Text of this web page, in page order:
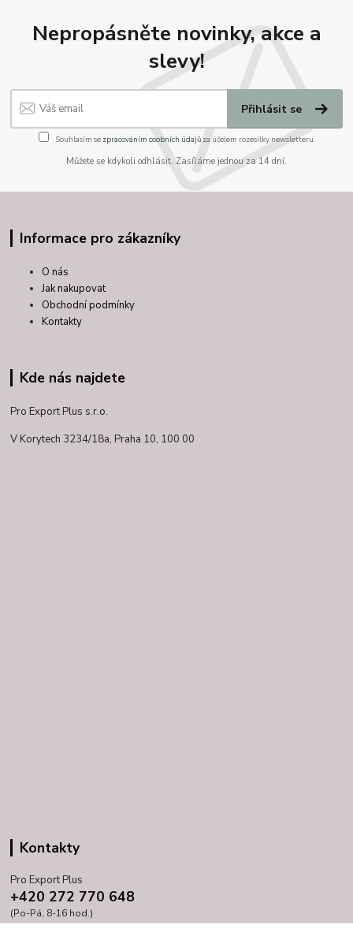
Nepropásněte novinky, akce a
slevy!
Přihlásit se
Souhlasím se zpracováním osobních údajůza účelem rozesílky newsletteru.
Můžete se kdykoli odhlásit. Zasíláme jednou za 14 dní.
Informace pro zákazníky
O nás
Jak nakupovat
Obchodní podmínky
Kontakty
Kde nás najdete
Pro Export Plus s.r.o.
V Korytech 3234/18a, Praha 10, 100 00
Kontakty
Pro Export Plus
+420 272 770 648
(Po-Pá, 8-16 hod.)